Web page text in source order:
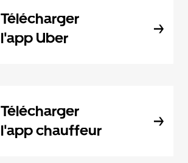
Télécharger
l'app Uber
Télécharger
l'app chauffeur